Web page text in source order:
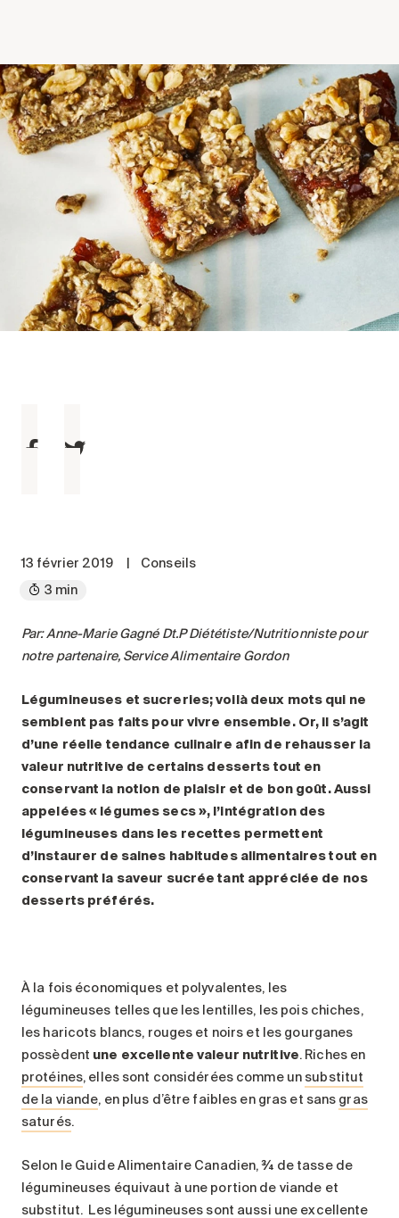
Comprendre les coûts
Les 6 étapes de décision
Votre arrivée en résidence
Témoignages
Ce qui est inclus
Votre appartement
Aires communes
Activités
Commerces intégrés
Services optionnels
Stationnement
Notre approche
Les 8 étapes d’emménagement
À propos
Nouvelles
FAQ
Rechercher&nbsp;:
13 février 2019
Conseils
3 min
Par: Anne-Marie Gagné Dt.P Diététiste/Nutritionniste pour
notre partenaire, Service Alimentaire Gordon
Légumineuses et sucreries; voilà deux mots qui ne
semblent pas faits pour vivre ensemble. Or, il s’agit
d’une réelle tendance culinaire afin de rehausser la
valeur nutritive de certains desserts tout en
conservant la notion de plaisir et de bon goût. Aussi
appelées « légumes secs », l’intégration des
légumineuses dans les recettes permettent
d’instaurer de saines habitudes alimentaires tout en
conservant la saveur sucrée tant appréciée de nos
desserts préférés.
À la fois économiques et polyvalentes, les
légumineuses telles que les lentilles, les pois chiches,
les haricots blancs, rouges et noirs et les gourganes
possèdent une excellente valeur nutritive. Riches en
protéines, elles sont considérées comme un substitut
de la viande, en plus d’être faibles en gras et sans gras
saturés.
Selon le Guide Alimentaire Canadien, ¾ de tasse de
légumineuses équivaut à une portion de viande et
substitut. Les légumineuses sont aussi une excellente